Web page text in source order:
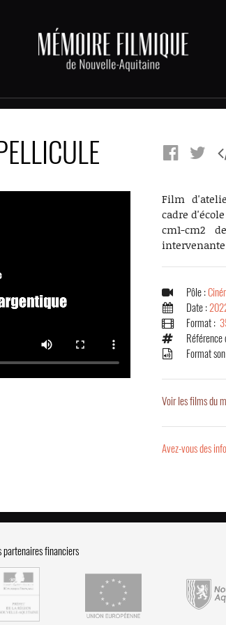
Film
cadre
cm1-cm2
Pôle :
Date :
Format :
Référence
Format
Voir les films du
Avez-vous des
partenaires financiers